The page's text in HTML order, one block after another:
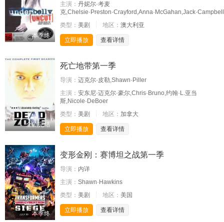
本季终
主演： 丹妮尔·考麦
克
类型： 美剧 地区： 澳大利亚
立即播放 查看详情
全剧完结
死亡地带第一季
导演： 迈克尔·皮勒,Shawn·Piller
主演： 安东尼·迈克尔·豪尔,Chris·Bruno,约翰·L.亚当
斯,Nicole·DeBoer
类型： 美剧 地区： 加拿大
立即播放 查看详情
本季终
变形金刚：赛博坦之战第一季
导演： 内详
主演： Shawn·Hawkins
类型： 美剧 地区： 美国
立即播放 查看详情